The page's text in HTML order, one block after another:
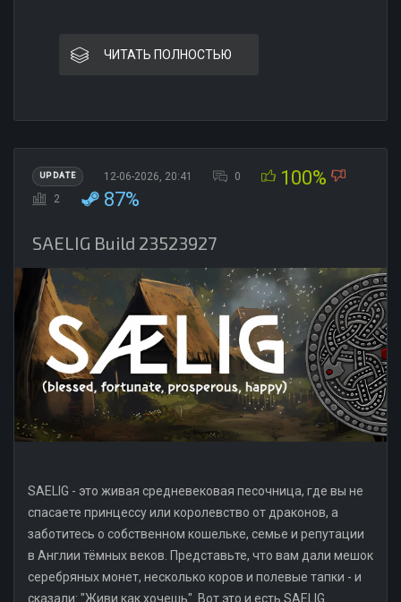
ЧИТАТЬ ПОЛНОСТЬЮ
UPDATE 12-06-2026, 20:41 0 100%
2 87%
SAELIG Build 23523927
SAELIG - это живая средневековая песочница, где вы не
спасаете принцессу или королевство от драконов, а
заботитесь о собственном кошельке, семье и репутации
в Англии тёмных веков. Представьте, что вам дали мешок
серебряных монет, несколько коров и полевые тапки - и
сказали: "Живи как хочешь". Вот это и есть SAELIG.